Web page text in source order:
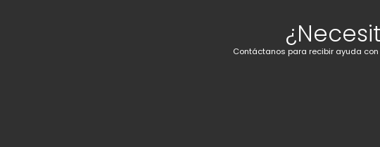
Contáctanos para recibir ayuda